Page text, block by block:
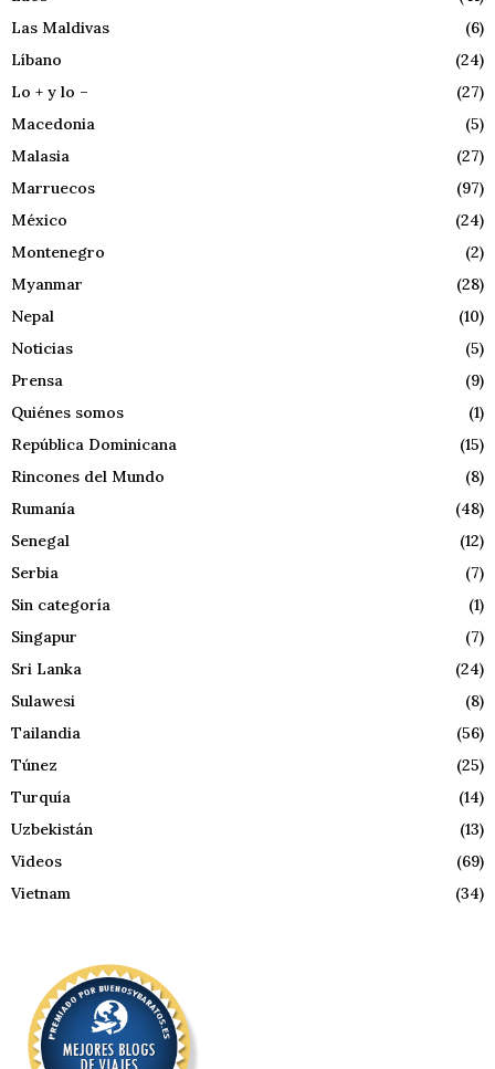
Las Maldivas
(6)
Líbano
(24)
Lo + y lo –
(27)
Macedonia
(5)
Malasia
(27)
Marruecos
(97)
México
(24)
Montenegro
(2)
Myanmar
(28)
Nepal
(10)
Noticias
(5)
Prensa
(9)
Quiénes somos
(1)
República Dominicana
(15)
Rincones del Mundo
(8)
Rumanía
(48)
Senegal
(12)
Serbia
(7)
Sin categoría
(1)
Singapur
(7)
Sri Lanka
(24)
Sulawesi
(8)
Tailandia
(56)
Túnez
(25)
Turquía
(14)
Uzbekistán
(13)
Videos
(69)
Vietnam
(34)